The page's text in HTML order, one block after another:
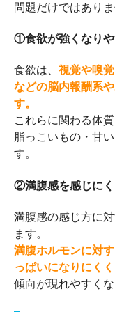
問題だけではありま
①食欲が強くなりや
食欲は、 視覚や嗅
などの脳内報酬系
す。
これらに関わる体
脂っこいもの・甘
す。
②満腹感を感じにく
満腹感の感じ方に
ます。
満腹ホルモンに対
っぱいになりにく
傾向が現れやすくな